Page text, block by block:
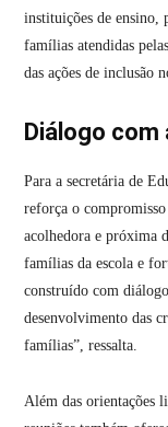
instituições de ensino,
famílias atendidas
das ações de inclusão
Diálogo com
Para a secretária de
reforça o
acolhedora e próxima
famílias da escola e
construído com
desenvolvimento das
famílias”, ressalta.
Além das orientações